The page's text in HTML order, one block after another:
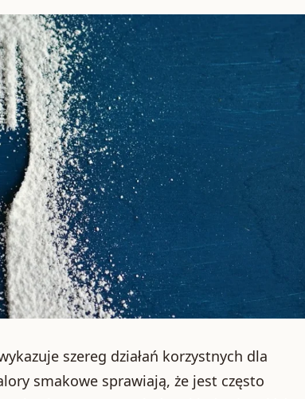
szereg działań korzystnych dla
smakowe sprawiają, że jest często